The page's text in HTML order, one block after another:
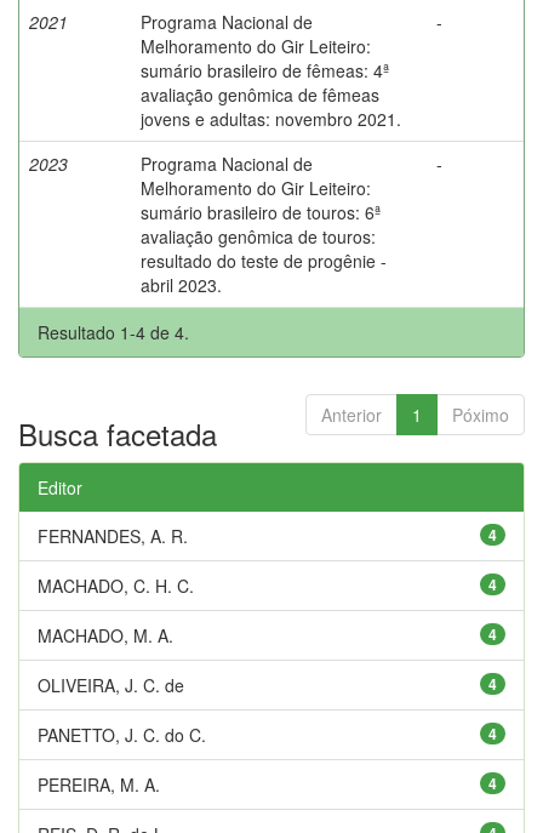
2021
Programa Nacional de
Melhoramento do Gir Leiteiro:
sumário brasileiro de fêmeas: 4ª
avaliação genômica de fêmeas
jovens e adultas: novembro 2021.
-
2023
Programa Nacional de
Melhoramento do Gir Leiteiro:
sumário brasileiro de touros: 6ª
avaliação genômica de touros:
resultado do teste de progênie -
abril 2023.
-
Resultado 1-4 de 4.
Anterior 1 Póximo
Busca facetada
Editor
4
FERNANDES, A. R.
4
MACHADO, C. H. C.
4
MACHADO, M. A.
4
OLIVEIRA, J. C. de
4
PANETTO, J. C. do C.
4
PEREIRA, M. A.